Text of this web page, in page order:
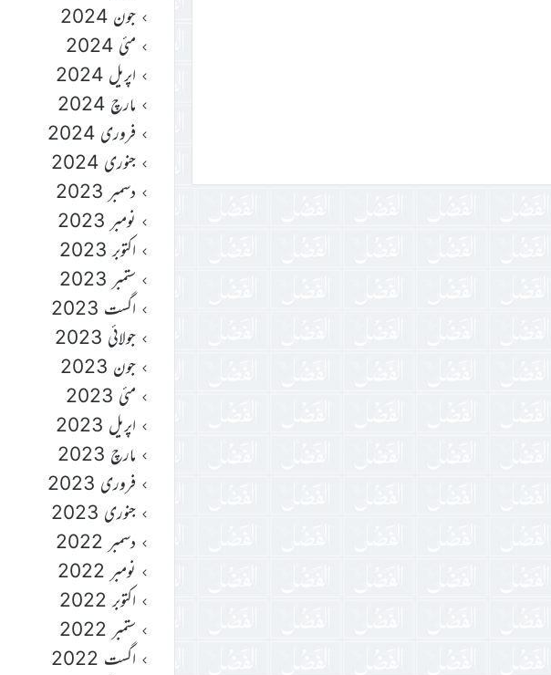
جون 2024
مئی 2024
اپریل 2024
مارچ 2024
فروری 2024
جنوری 2024
دسمبر 2023
نومبر 2023
اکتوبر 2023
ستمبر 2023
اگست 2023
جولائی 2023
جون 2023
مئی 2023
اپریل 2023
مارچ 2023
فروری 2023
جنوری 2023
دسمبر 2022
نومبر 2022
اکتوبر 2022
ستمبر 2022
اگست 2022